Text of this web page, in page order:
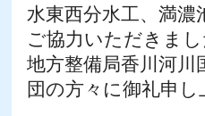
水東西分水工、満
ご協力いただきま
地方整備局香川河川
団の方々に御礼申